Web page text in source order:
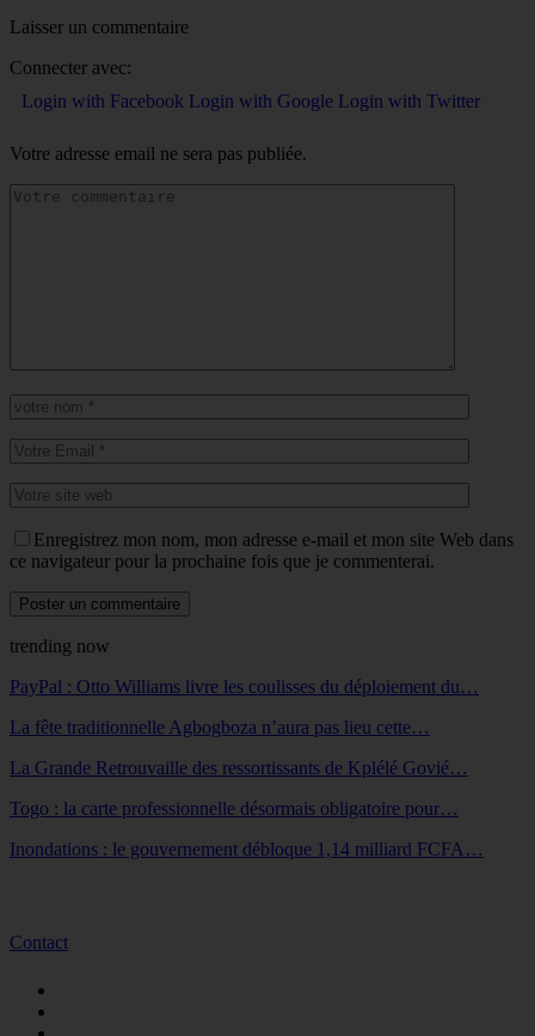
Laisser un commentaire
Connecter avec:
Login with Facebook Login with Google Login with Twitter
Votre adresse email ne sera pas publiée.
Enregistrez mon nom, mon adresse e-mail et mon site Web dans
ce navigateur pour la prochaine fois que je commenterai.
trending now
PayPal : Otto Williams livre les coulisses du déploiement du…
La fête traditionnelle Agbogboza n’aura pas lieu cette…
La Grande Retrouvaille des ressortissants de Kplélé Govié…
Togo : la carte professionnelle désormais obligatoire pour…
Inondations : le gouvernement débloque 1,14 milliard FCFA…
Contact